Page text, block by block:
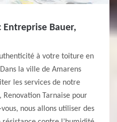
Bauer,
à votre toiture en
la ville de Amarens
les services de notre
Tarnaise pour
nous allons utiliser des